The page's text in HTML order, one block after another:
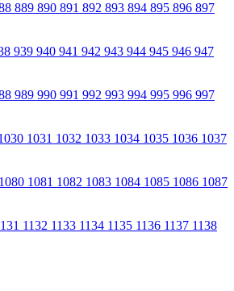
889 890 891 892 893 894 895 896 897
939 940 941 942 943 944 945 946 947
989 990 991 992 993 994 995 996 997
1031 1032 1033 1034 1035 1036 1037
1080 1081 1082 1083 1084 1085 1086 1087
1132 1133 1134 1135 1136 1137 1138